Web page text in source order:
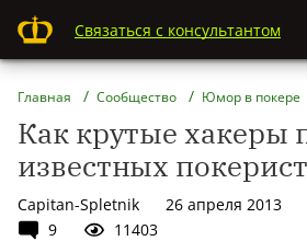
Связаться с консультантом
Главная Сообщество Юмор в покере
Как крутые хакеры
известных
Capitan-Spletnik
26 апреля 2013
9
11403